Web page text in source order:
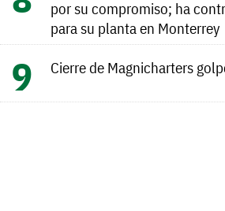
por su compromiso; ha
para su planta en Monterrey
Cierre de Magnicharters